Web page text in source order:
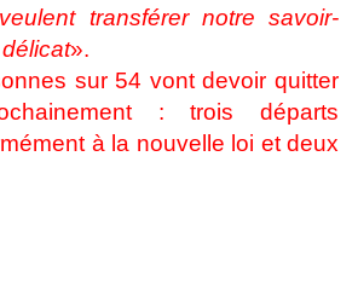
transférer notre savoir-
».
sur 54 vont devoir quitter
: trois départs
à la nouvelle loi et deux